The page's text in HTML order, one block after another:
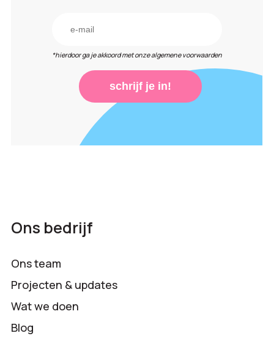
*hierdoor ga je akkoord met onze algemene voorwaarden
schrijf je in!
Ons bedrijf
Ons team
Projecten & updates
Wat we doen
Blog